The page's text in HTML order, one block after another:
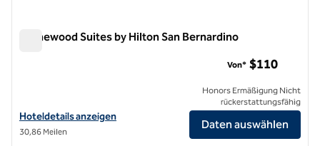
Homewood Suites by Hilton San Bernardino
Hoteldetails für Homewood Suites by Hilton San Bernardino
Hoteldetails anzeigen
30,86 Meilen
Von* $110
Honors Ermäßigung Nicht
rückerstattungsfähig
Daten auswählen